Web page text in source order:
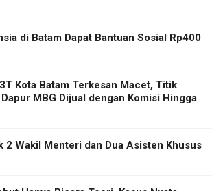
di Batam Dapat Bantuan Sosial Rp400
Kota Batam Terkesan Macet, Titik
MBG Dijual dengan Komisi Hingga
2 Wakil Menteri dan Dua Asisten Khusus